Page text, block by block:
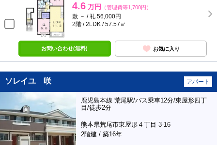
4.6 万円 （管理費等1,700円）
敷 － / 礼 56,000円
2階 / 2LDK / 57.57㎡
お問い合わせ(無料) お気に入り
ソレイユ 咲 アパート
鹿児島本線 荒尾駅/バス乗車12分/東屋形四丁
目/徒歩2分
熊本県荒尾市東屋形４丁目 3-16
2階建 / 築16年